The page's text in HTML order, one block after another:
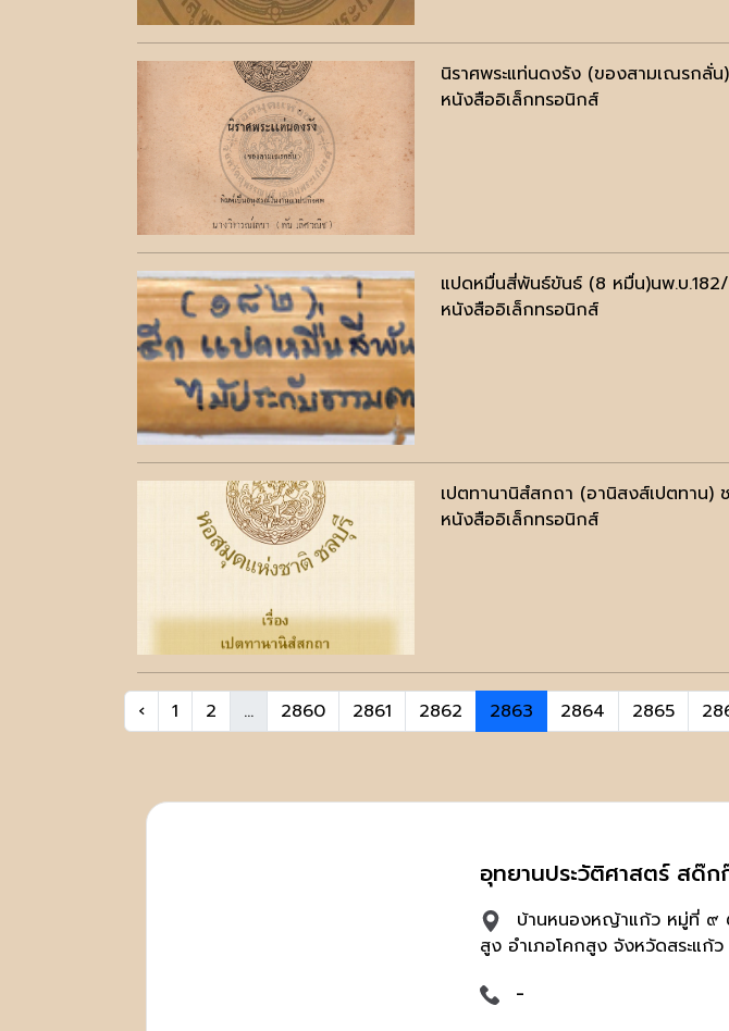
นิราศพระแท่นดงรัง (ของสามเณรกลั่น)
หนังสืออิเล็กทรอนิกส์
แปดหมื่นสี่พันธ์ขันธ์ (8 หมื่น)นพ.บ
หนังสืออิเล็กทรอนิกส์
เปตทานานิสํสกถา (อานิสงส์เปตทาน)
หนังสืออิเล็กทรอนิกส์
‹ 1 2 ... 2860 2861 2862 2863 2864 2865
อุทยานประวัติศาสตร์ สด๊ก
บ้านหนองหญ้าแก้ว หมู่ที่ ๙
สูง อำเภอโคกสูง จังหวัดสระแก้ว
-